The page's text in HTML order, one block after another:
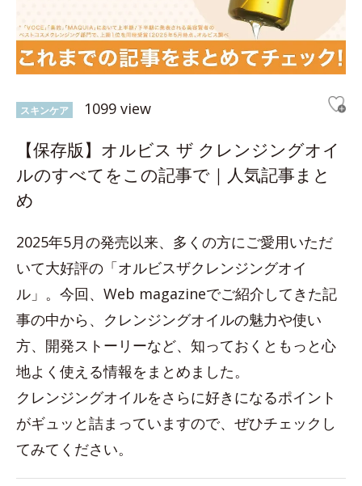
スキンケア 1099 view
【保存版】オルビス ザ クレンジングオイ
ルのすべてをこの記事で｜人気記事まと
め
2025年5月の発売以来、多くの方にご愛用いただ
いて大好評の「オルビスザクレンジングオイ
ル」。今回、Web magazineでご紹介してきた記
事の中から、クレンジングオイルの魅力や使い
方、開発ストーリーなど、知っておくともっと心
地よく使える情報をまとめました。
クレンジングオイルをさらに好きになるポイント
がギュッと詰まっていますので、ぜひチェックし
てみてください。